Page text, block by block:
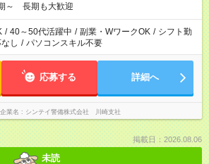
～ 長期も大歓迎
/ 40～50代活躍中 / 副業・WワークOK / シフト勤
し / パソコンスキル不要
応募する 詳細へ
業名 シンテイ警備株式会社 川崎支社
掲載日：2026.08.06
未読